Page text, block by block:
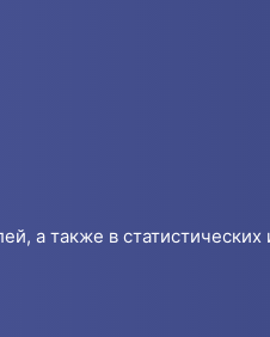
а также в статистических